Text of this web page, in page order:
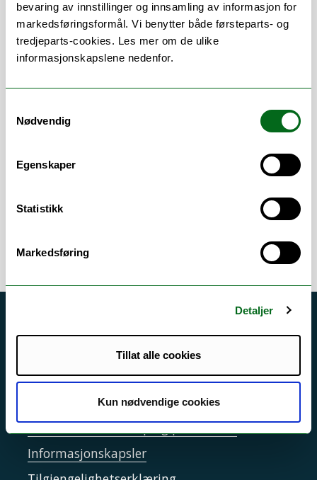
bevaring av innstillinger og innsamling av informasjon for
markedsføringsformål. Vi benytter både førsteparts- og
tredjeparts-cookies. Les mer om de ulike
informasjonskapslene nedenfor.
Nødvendig
Egenskaper
Statistikk
Markedsføring
Detaljer
Tillat alle cookies
Kun nødvendige cookies
Stillingsbeskrivelse
fra ulike finansieringskilder; budsjettering
Arbeidsområder
Budsjett
Driftsmeldinger
Personvern ved UiT
Sikkerhet, beredskap og personvern
Informasjonskapsler